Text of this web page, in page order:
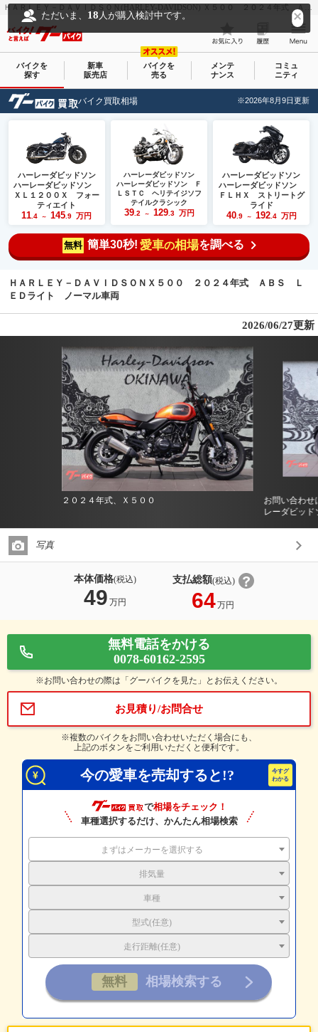
ＨＡＲＬＥＹ－ＤＡＶＩＤＳＯＮ(HARLEY-DAVIDSON) Ｘ５００ ２０２４年式 ＡＢＳ ＬＥＤライト ノーマル車両｜Ｈａｒｌｅｙ－Ｄａｖｉｄｓｏｎ（ハーレーダビッドソン）沖縄｜新車・中古バイクなら【グーバイク(GooBike)】
ただいま、 18 人が購入検討中です。
バイクを
探す
新車
販売店
バイクを
売る
メンテ
ナンス
コミュ
ニティ
バイク買取相場 ※2026年8月9日更新
ハーレーダビッドソン
ハーレーダビッドソン
ＸＬ１２００Ｘ フォー
ティエイト
11 .4 ～ 145 .9 万円
ハーレーダビッドソン
ハーレーダビッドソン Ｆ
ＬＳＴＣ ヘリテイジソフ
テイルクラシック
39.2 ～ 129.3 万円
ハーレーダビッドソン
ハーレーダビッドソン
ＦＬＨＸ ストリートグ
ライド
40.9 ～ 192.4 万円
無料 簡単30秒! 愛車の相場を調べる
ＨＡＲＬＥＹ－ＤＡＶＩＤＳＯＮＸ５００ ２０２４年式 ＡＢＳ Ｌ
ＥＤライト ノーマル車両
2026/06/27更新
２０２４年式、Ｘ５００
お問い合わせ
レーダビッド
写真
本体価格(税込)
49 万円
支払総額(税込)
64万円
無料電話をかける
0078-60162-2595
※お問い合わせの際は「グーバイクを見た」とお伝えください。
お見積り/お問合せ
※複数のバイクをお問い合わせいただく場合にも、
上記のボタンをご利用いただくと便利です。
今の愛車を売却すると!?
で相場をチェック！
車種選択するだけ、かんたん相場検索
まずはメーカーを選択する
排気量
車種
型式(任意)
走行距離(任意)